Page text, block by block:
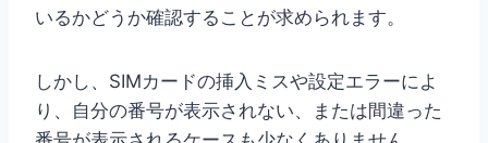
いるかどうか確認することが求められます。
しかし、SIMカードの挿入ミスや設定エラーによ
り、自分の番号が表示されない、または間違った